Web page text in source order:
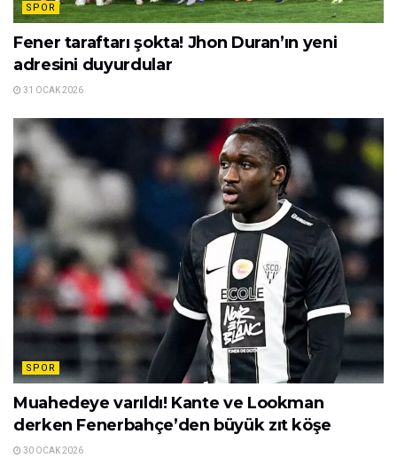
SPOR
Fener taraftarı şokta! Jhon Duran’ın yeni
adresini duyurdular
31 OCAK 2026
SPOR
Muahedeye varıldı! Kante ve Lookman
derken Fenerbahçe’den büyük zıt köşe
30 OCAK 2026